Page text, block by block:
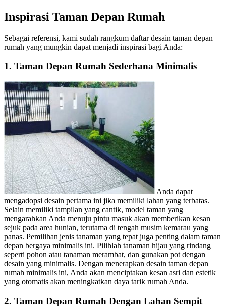
Inspirasi Taman Depan Rumah
Sebagai referensi, kami sudah rangkum daftar desain taman depan
rumah yang mungkin dapat menjadi inspirasi bagi Anda:
1. Taman Depan Rumah Sederhana Minimalis
Anda dapat
mengadopsi desain pertama ini jika memiliki lahan yang terbatas.
Selain memiliki tampilan yang cantik, model taman yang
mengarahkan Anda menuju pintu masuk akan memberikan kesan
sejuk pada area hunian, terutama di tengah musim kemarau yang
panas. Pemilihan jenis tanaman yang tepat juga penting dalam taman
depan bergaya minimalis ini. Pilihlah tanaman hijau yang rindang
seperti pohon atau tanaman merambat, dan gunakan pot dengan
desain yang minimalis. Dengan menerapkan desain taman depan
rumah minimalis ini, Anda akan menciptakan kesan asri dan estetik
yang otomatis akan meningkatkan daya tarik rumah Anda.
2. Taman Depan Rumah Dengan Lahan Sempit